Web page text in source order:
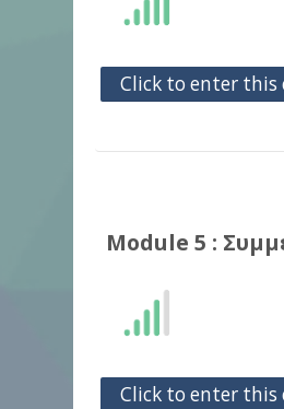
Click to enter this
Module 5 :
Click to enter this